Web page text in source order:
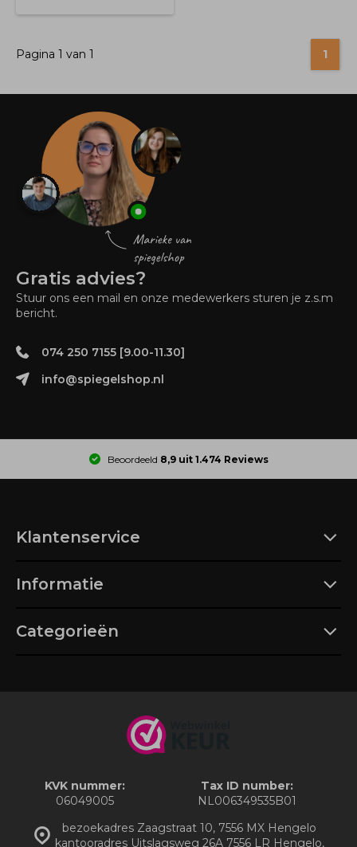
Pagina 1 van 1 1
Gratis advies?
Stuur ons een mail en onze medewerkers sturen je z.s.m
bericht.
074 250 7155 [9.00-11.30]
info@spiegelshop.nl
Beoordeeld 8,9 uit 1.474 Reviews
Klantenservice
Informatie
Categorieën
bezoekadres Zaagstraat 10, 7556 MX Hengelo
kantooradres Uitslagsweg 26A 7556 LR Hengelo,
KVK nummer:
06049005
Tax ID number:
NL006349535B01